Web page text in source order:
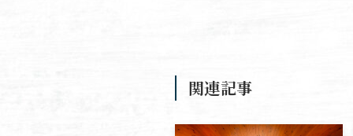
関連記事